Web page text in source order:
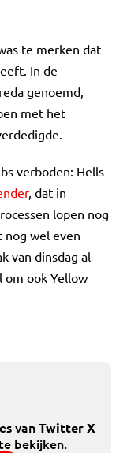
te merken dat
In de
genoemd,
met het
verboden: Hells
, dat in
lopen nog
nog wel even
van dinsdag al
om ook Yellow
vanTwitter X
bekijken.